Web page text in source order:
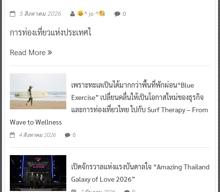
5 สิงหาคม 2026 ^ jo ^ 0
การท่องเที่ยวแห่งประเทศไ
Read More
เพราะทะเลเป็นได้มากกว่าพื้นที่พักผ่อน“Blue
Exercise” เปลี่ยนคลื่นให้เป็นโอกาสใหม่ของธุรกิจ
และการท่องเที่ยวไทย ไปกับ Surf Therapy – From
Wave to Wellness
4 สิงหาคม 2026 0
เปิดจักรวาลแห่งแรงบันดาลใจ “Amazing Thailand
Galaxy of Love 2026”